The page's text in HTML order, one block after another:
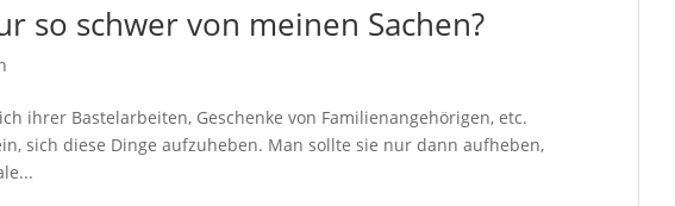
so schwer von meinen Sachen?
ihrer Bastelarbeiten, Geschenke von Familienangehörigen, etc.
sich diese Dinge aufzuheben. Man sollte sie nur dann aufheben,